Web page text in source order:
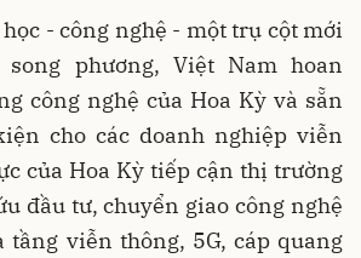
- công nghệ - một trụ cột mới
phương, Việt Nam hoan
công nghệ của Hoa Kỳ và sẵn
cho các doanh nghiệp viễn
của Hoa Kỳ tiếp cận thị trường
đầu tư, chuyển giao công nghệ
viễn thông, 5G, cáp quang